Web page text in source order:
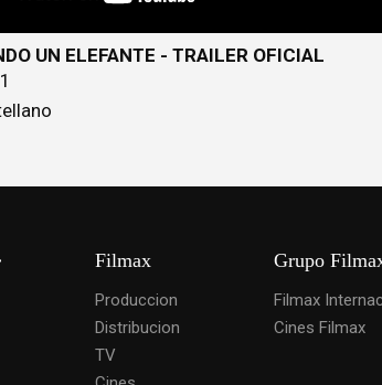
UN ELEFANTE - TRAILER OFICIAL
Filmax
Produccion
Distribucion
TV
Grupo
Filmax
Cines Filmax